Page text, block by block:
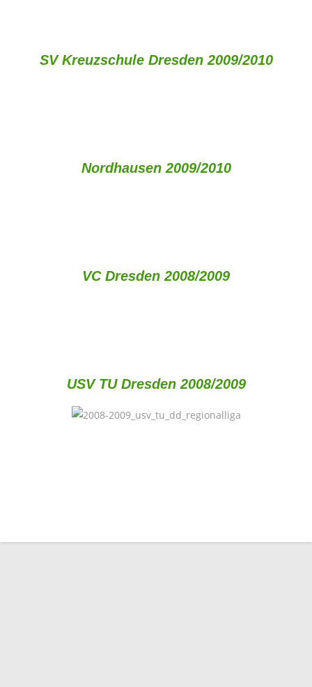
SV Kreuzschule Dresden 2009/2010
Nordhausen 2009/2010
VC Dresden 2008/2009
USV TU Dresden 2008/2009